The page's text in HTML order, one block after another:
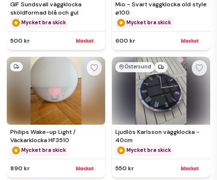
GIF Sundsvall väggklocka
sköldformad blå och gul
Mycket bra skick
500 kr
Mio - Svart väggklocka old style
ø100
Mycket bra skick
600 kr
Philips Wake-up Light /
Väckarklocka HF3510
Mycket bra skick
890 kr
Östersund
Ljudlös Karlsson väggklocka -
40cm
Mycket bra skick
550 kr